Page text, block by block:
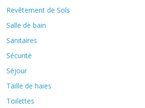
Revêtement de Sols
Salle de bain
Sanitaires
Sécurité
Séjour
Taille de haies
Toilettes